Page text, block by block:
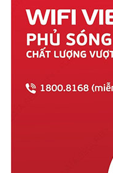
Thừa Thiên Huế
Tiền Giang
Trà Vinh
Tuyên Quang
Vĩnh Phúc
Vũng Tàu